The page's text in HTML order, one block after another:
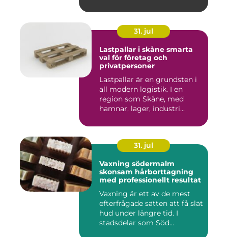
31. jul
Lastpallar i skåne smarta
val för företag och
privatpersoner
Lastpallar är en grundsten i
all modern logistik. I en
region som Skåne, med
hamnar, lager, industri...
31. jul
Vaxning södermalm
skonsam hårborttagning
med professionellt resultat
Vaxning är ett av de mest
efterfrågade sätten att få slät
hud under längre tid. I
stadsdelar som Söd...